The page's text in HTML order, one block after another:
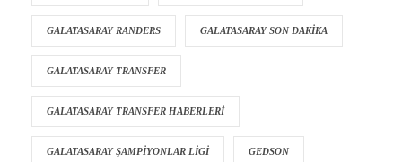
GALATASARAY RANDERS GALATASARAY SON DAKIKA
GALATASARAY TRANSFER
GALATASARAY TRANSFER HABERLERI
GALATASARAY ŞAMPIYONLAR LIGI GEDSON